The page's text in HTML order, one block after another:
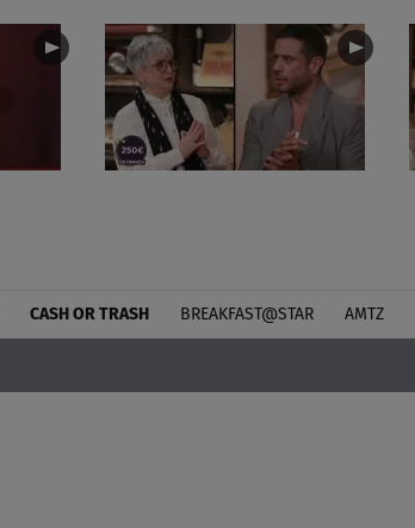
CASH OR TRASH BREAKFAST@STAR ΑΜΤΖ